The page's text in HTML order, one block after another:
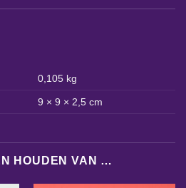
0,105 kg
9 × 9 × 2,5 cm
HOUDEN VAN …